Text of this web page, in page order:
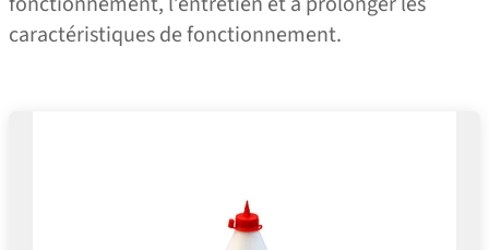
caractéristiques de fonctionnement.